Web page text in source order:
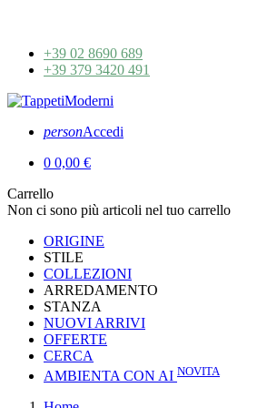
+39 02 8690 689
+39 379 3420 491
personAccedi
0 0,00 €
Carrello
Non ci sono più articoli nel tuo carrello
ORIGINE
STILE
COLLEZIONI
ARREDAMENTO
STANZA
NUOVI ARRIVI
OFFERTE
CERCA
AMBIENTA CON AI NOVITA